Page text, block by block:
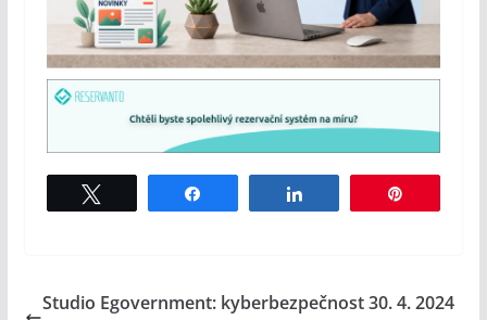
Studio Egovernment: kyberbezpečnost 30. 4. 2024